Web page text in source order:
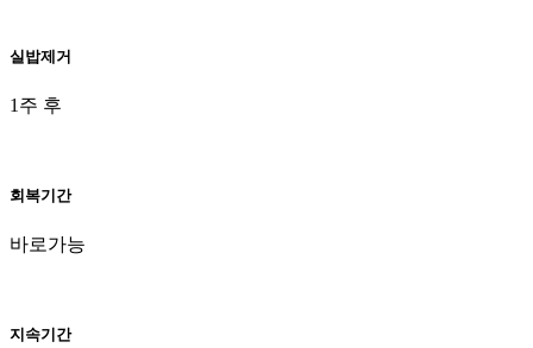
실밥제거
1주 후
회복기간
바로가능
지속기간